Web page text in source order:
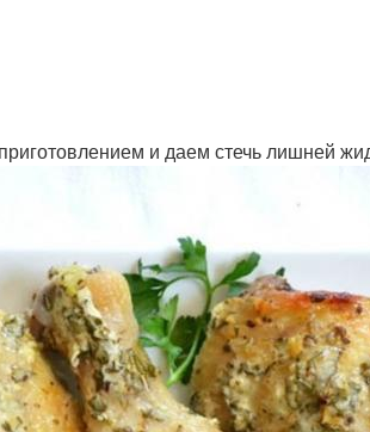
и даем стечь лишней